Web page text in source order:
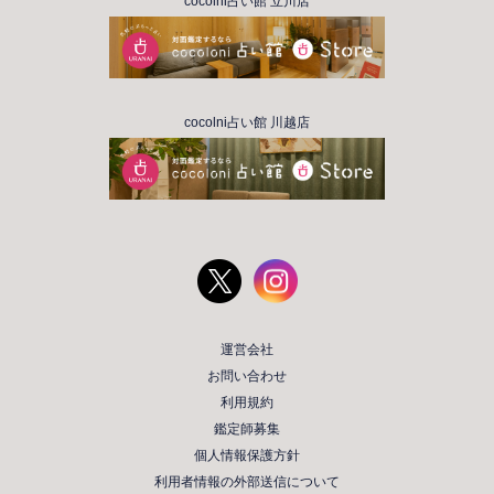
cocolni占い館 川越店
運営会社
お問い合わせ
利用規約
鑑定師募集
個人情報保護方針
利用者情報の外部送信について